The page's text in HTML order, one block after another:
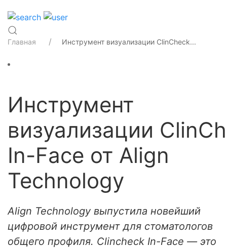
Главная Инструмент визуализации ClinCheck...
Инструмент
визуализации
In-Face от Align
Technology
Align Technology выпустила новейший
цифровой инструмент для стоматологов
общего профиля. Clincheck In-Face — это